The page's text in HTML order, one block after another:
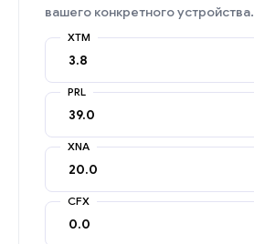
вашего конкретного устройства.
XTM
PRL
XNA
CFX